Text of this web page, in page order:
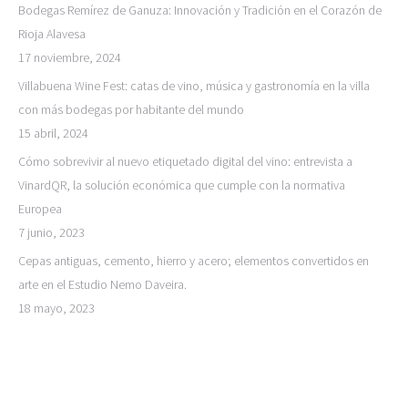
Bodegas Remírez de Ganuza: Innovación y Tradición en el Corazón de
Rioja Alavesa
17 noviembre, 2024
Villabuena Wine Fest: catas de vino, música y gastronomía en la villa
con más bodegas por habitante del mundo
15 abril, 2024
Cómo sobrevivir al nuevo etiquetado digital del vino: entrevista a
VinardQR, la solución económica que cumple con la normativa
Europea
7 junio, 2023
Cepas antiguas, cemento, hierro y acero; elementos convertidos en
arte en el Estudio Nemo Daveira.
18 mayo, 2023